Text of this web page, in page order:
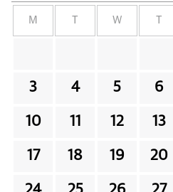
M W
3 4 5 6
10 11 12 13
17 18 19 20